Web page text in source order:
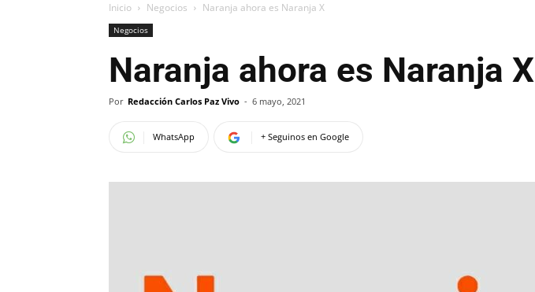
Inicio Negocios Naranja ahora es Naranja X
Negocios
Naranja ahora es Naranja X
Por Redacción Carlos Paz Vivo - 6 mayo, 2021
WhatsApp + Seguinos en Google